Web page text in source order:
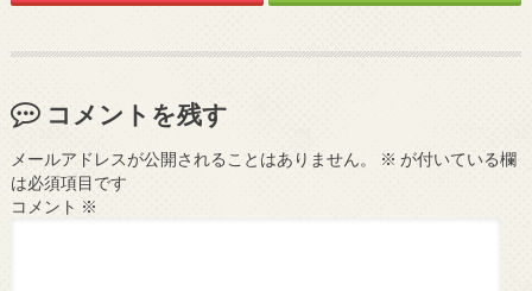
コメントを残す
メールアドレスが公開されることはありません。 ※ が付いている欄
は必須項目です
コメント ※